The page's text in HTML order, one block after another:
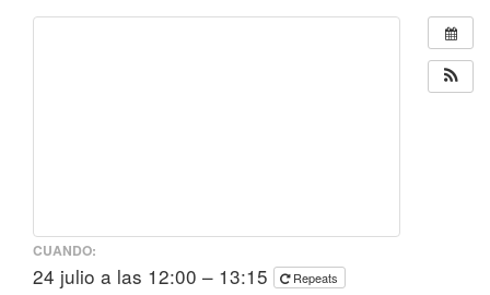
CUANDO:
24 julio a las 12:00 – 13:15 Repeats